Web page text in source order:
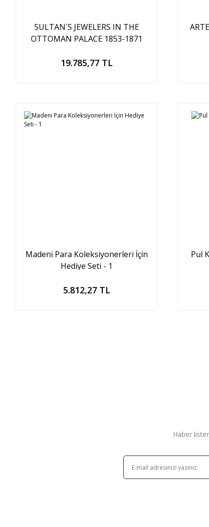
SULTAN´S JEWELERS IN THE
OTTOMAN PALACE 1853-1871
19.785,77 TL
Sepete Ekle
Madeni Para Koleksiyonerleri İçin
Hediye Seti - 1
5.812,27 TL
Sepete Ekle
Pul
Haber